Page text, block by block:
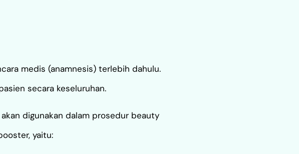
medis (anamnesis) terlebih dahulu.
secara keseluruhan.
digunakan dalam prosedur beauty
yaitu: